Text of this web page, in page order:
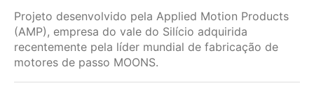
Projeto desenvolvido pela Applied Motion Products
(AMP), empresa do vale do Silício adquirida
recentemente pela líder mundial de fabricação de
motores de passo MOONS.